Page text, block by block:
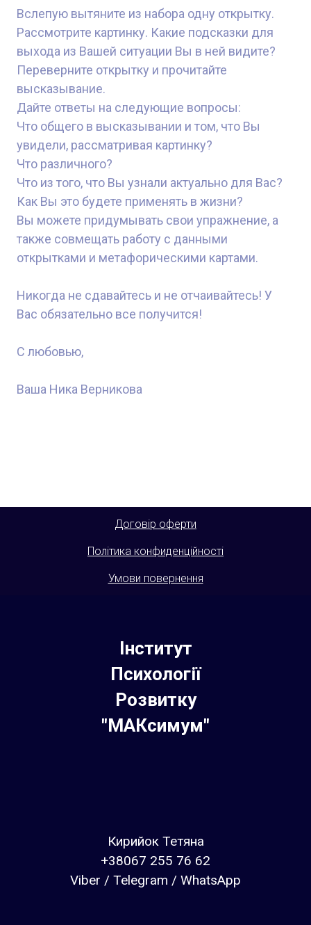
Вслепую вытяните из набора одну открытку.
Рассмотрите картинку. Какие подсказки для
выхода из Вашей ситуации Вы в ней видите?
Переверните открытку и прочитайте
высказывание.
Дайте ответы на следующие вопросы:
Что общего в высказывании и том, что Вы
увидели, рассматривая картинку?
Что различного?
Что из того, что Вы узнали актуально для Вас?
Как Вы это будете применять в жизни?
Вы можете придумывать свои упражнение, а
также совмещать работу с данными
открытками и метафорическими картами.
Никогда не сдавайтесь и не отчаивайтесь! У
Вас обязательно все получится!
С любовью,
Ваша Ника Верникова
Договір оферти
Політика конфиденційності
Умови повернення
Інститут
Психології
Розвитку
"МАКсимум"
Кирийок Тетяна
+38067 255 76 62
Viber / Telegram / WhatsApp